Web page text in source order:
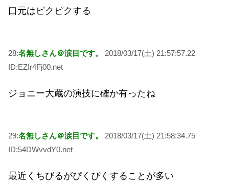
口元はピクピクする
28:名無しさん＠涙目です。
2018/03/17(土) 21:57:57.22
ID:EZIr4Fj00.net
ジョニー大蔵の演技に確か有ったね
29:名無しさん＠涙目です。
2018/03/17(土) 21:58:34.75
ID:54DWvvdY0.net
最近くちびるがぴくぴくすることが多い